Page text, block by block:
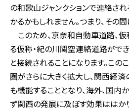
の和歌山ジャンクションで連絡され
かるかもしれません。つまり、そ
このため、京奈和自動車道路、
る仮称・紀の川関空連絡道路が
と接続されることになります。こ
圏がさらに大きく拡大し、関西経
も機能することとなり、海外、国
ず関西の発展に及ぼす効果ははか